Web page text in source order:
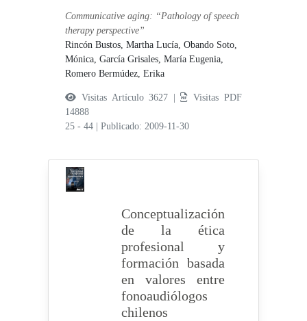
Communicative aging: “Pathology of speech
therapy perspective”
Rincón Bustos, Martha Lucía,Obando Soto,
Mónica,García Grisales, María Eugenia,
Romero Bermúdez, Erika
Visitas Artículo 3627 |
Visitas PDF
14888
25 - 44
|Publicado: 2009-11-30
Conceptualización
de la ética
profesional y
formación basada
en valores entre
fonoaudiólogos
chilenos